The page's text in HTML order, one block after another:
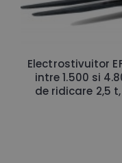
Electrostivuitor
intre 1.500 si
de ridicare 2,5